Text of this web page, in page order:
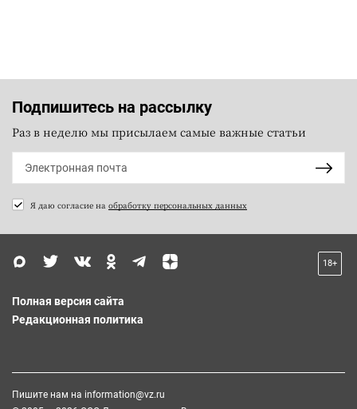
Подпишитесь на рассылку
Раз в неделю мы присылаем самые важные статьи
Я даю согласие на обработку персональных данных
18+
Полная версия сайта
Редакционная политика
Пишите нам на information@vz.ru